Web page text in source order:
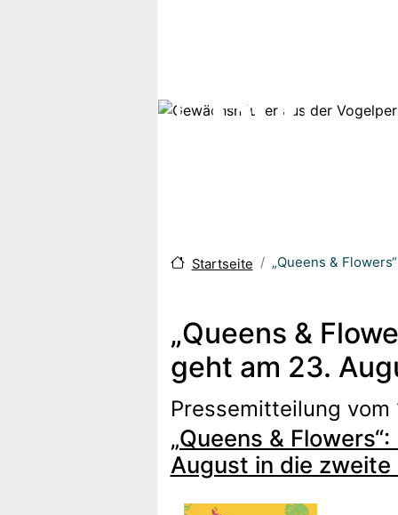
Startseite „Queens &
„Queens &
geht am 23.
Pressemitteilung vom
„Queens &
August in die zweite